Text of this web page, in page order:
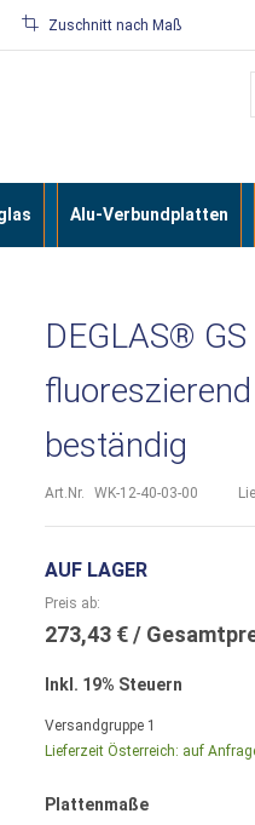
Zuschnitt nach Maß
Alu-Verbundplatten
DEGLAS®
beständig
Art.Nr. WK-12-40-03-00
AUF LAGER
Preis ab
273,43 €
Inkl. 19% Steuern
Versandgruppe 1
Lieferzeit Österreich: auf
Plattenmaße